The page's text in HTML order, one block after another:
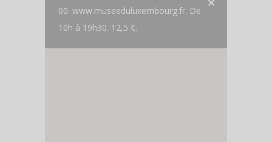
00. www.museeduluxembourg.fr. De
10h à 19h30. 12,5 €.